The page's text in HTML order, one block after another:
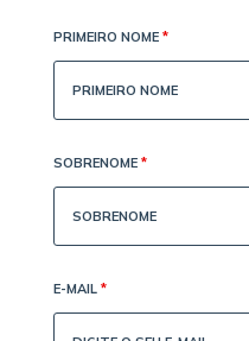
PRIMEIRO NOME *
SOBRENOME *
E-MAIL *